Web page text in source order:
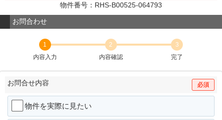
物件番号：RHS-B00525-064793
お問合わせ
1
内容入力
2
内容確認
3
完了
お問合せ内容 必須
物件を実際に見たい